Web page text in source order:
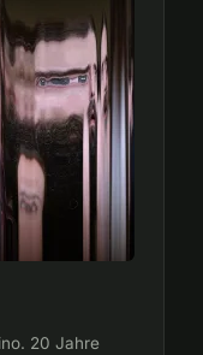
20 Jahre